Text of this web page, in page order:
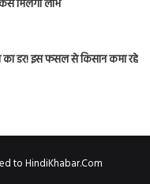
मिलेगा लाभ
डर! इस फसल से किसान कमा रहे
to HindiKhabar.Com